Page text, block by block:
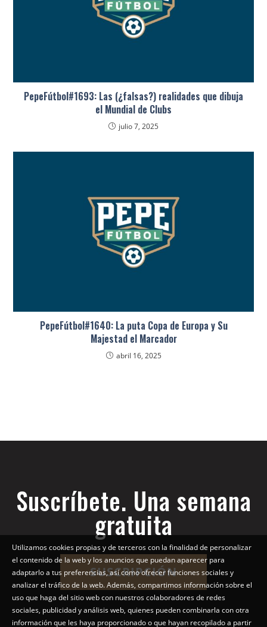
PepeFútbol#1693: Las (¿falsas?) realidades que dibuja
el Mundial de Clubs
julio 7, 2025
PepeFútbol#1640: La puta Copa de Europa y Su
Majestad el Marcador
abril 16, 2025
Suscríbete. Una semana
gratuita
SUSCRIPCIÓN
Utilizamos cookies propias y de terceros con la finalidad de personalizar
el contenido de la web y los anuncios que puedan aparecer para
adaptarlo a tus preferencias, así como ofrecer funciones sociales y
analizar el tráfico de la web. Además, compartimos información sobre el
uso que haga del sitio web con nuestros colaboradores de redes
sociales, publicidad y análisis web, quienes pueden combinarla con otra
información que les haya proporcionado o que hayan recopilado a partir